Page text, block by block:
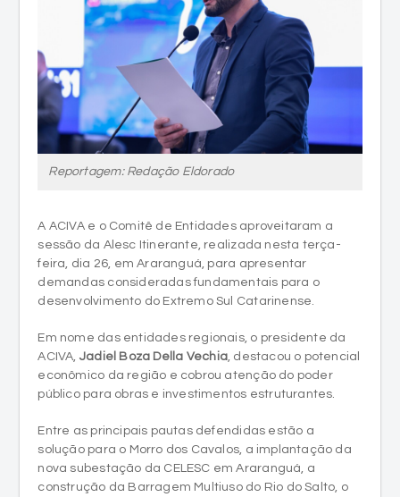
Reportagem: Redação Eldorado
A ACIVA e o Comitê de Entidades aproveitaram a
sessão da Alesc Itinerante, realizada nesta terça-
feira, dia 26, em Araranguá, para apresentar
demandas consideradas fundamentais para o
desenvolvimento do Extremo Sul Catarinense.
Em nome das entidades regionais, o presidente da
ACIVA, Jadiel Boza Della Vechia, destacou o potencial
econômico da região e cobrou atenção do poder
público para obras e investimentos estruturantes.
Entre as principais pautas defendidas estão a
solução para o Morro dos Cavalos, a implantação da
nova subestação da CELESC em Araranguá, a
construção da Barragem Multiuso do Rio do Salto, o